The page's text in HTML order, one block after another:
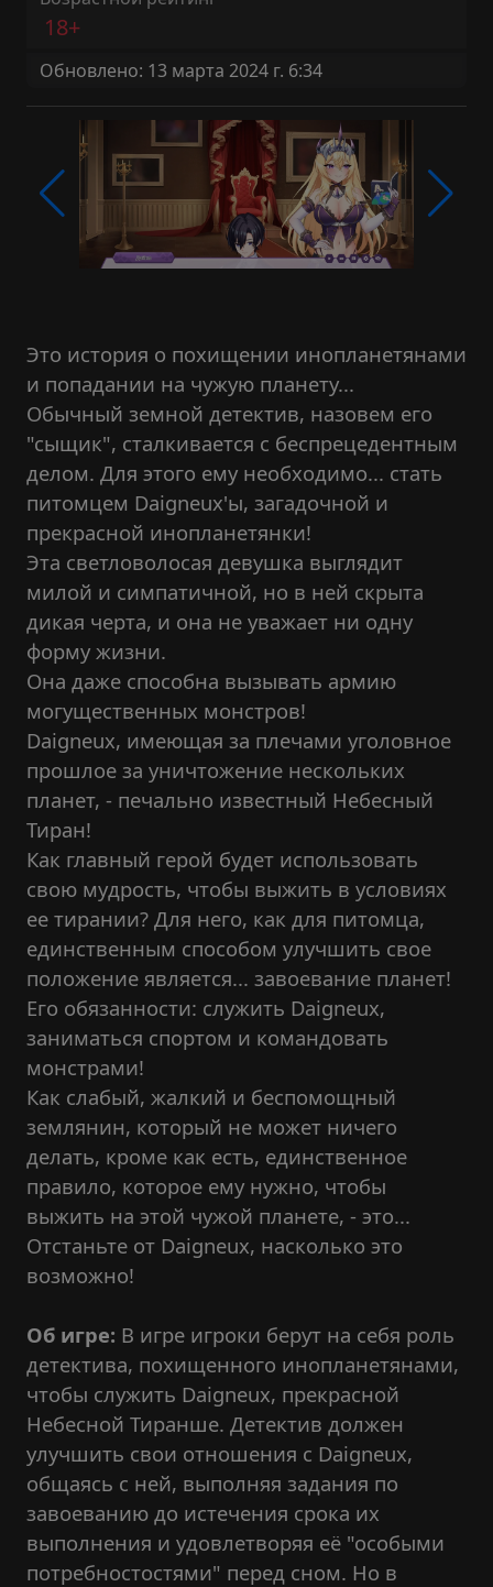
18+
Обновлено: 13 марта 2024 г. 6:34
Это история о похищении инопланетянами
и попадании на чужую планету...
Обычный земной детектив, назовем его
"сыщик", сталкивается с беспрецедентным
делом. Для этого ему необходимо... стать
питомцем Daigneux'ы, загадочной и
прекрасной инопланетянки!
Эта светловолосая девушка выглядит
милой и симпатичной, но в ней скрыта
дикая черта, и она не уважает ни одну
форму жизни.
Она даже способна вызывать армию
могущественных монстров!
Daigneux, имеющая за плечами уголовное
прошлое за уничтожение нескольких
планет, - печально известный Небесный
Тиран!
Как главный герой будет использовать
свою мудрость, чтобы выжить в условиях
ее тирании? Для него, как для питомца,
единственным способом улучшить свое
положение является... завоевание планет!
Его обязанности: служить Daigneux,
заниматься спортом и командовать
монстрами!
Как слабый, жалкий и беспомощный
землянин, который не может ничего
делать, кроме как есть, единственное
правило, которое ему нужно, чтобы
выжить на этой чужой планете, - это...
Отстаньте от Daigneux, насколько это
возможно!
Об игре: В игре игроки берут на себя роль
детектива, похищенного инопланетянами,
чтобы служить Daigneux, прекрасной
Небесной Тиранше. Детектив должен
улучшить свои отношения с Daigneux,
общаясь с ней, выполняя задания по
завоеванию до истечения срока их
выполнения и удовлетворяя её "особыми
потребностостями" перед сном. Но в